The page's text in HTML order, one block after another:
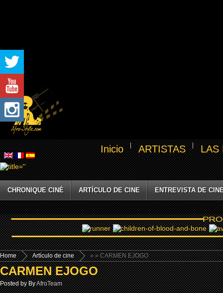
Inicio ARTISTAS LAS
CHRONIQUE CINÉ ARTÍCULO DE CINE ENTREVISTA DE
Home »
Artículo de cine » CARMEN EJOGO
CARMEN EJOGO
Posted by ByAfroTeam